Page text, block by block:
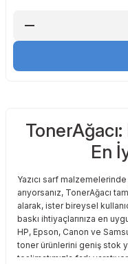
TonerAğacı:
En
Yazıcı sarf
arıyorsanız, TonerAğacı
alarak, ister bireysel
baskı ihtiyaçlarınıza en
HP, Epson, Canon ve
toner ürünlerini geniş stok
teslimatımızla fark